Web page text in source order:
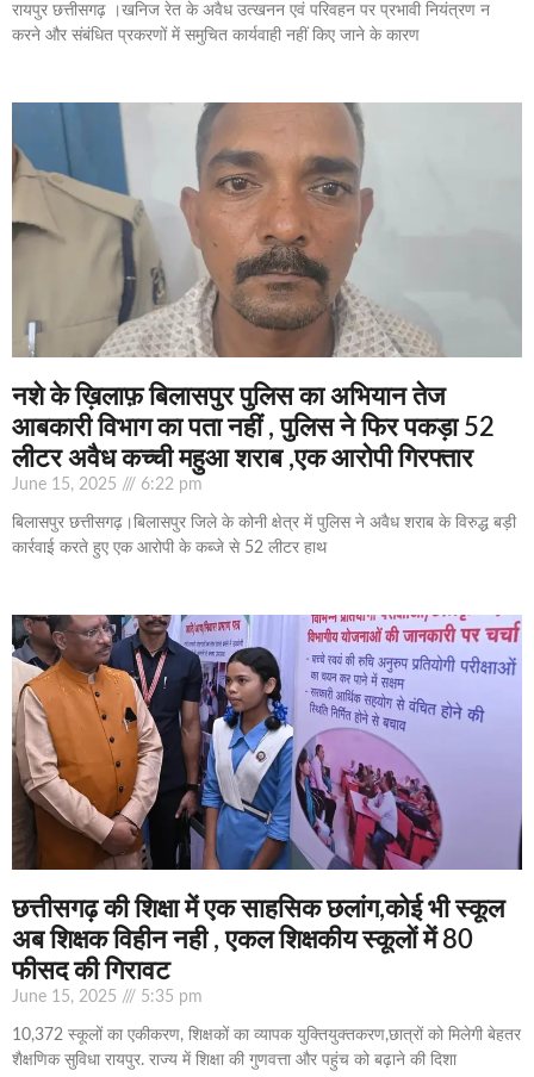
रायपुर छत्तीसगढ़ ।खनिज रेत के अवैध उत्खनन एवं परिवहन पर प्रभावी नियंत्रण न
करने और संबंधित प्रकरणों में समुचित कार्यवाही नहीं किए जाने के कारण
नशे के ख़िलाफ़ बिलासपुर पुलिस का अभियान तेज
आबकारी विभाग का पता नहीं , पुलिस ने फिर पकड़ा 52
लीटर अवैध कच्ची महुआ शराब ,एक आरोपी गिरफ्तार
June 15, 2025 6:22 pm
बिलासपुर छत्तीसगढ़।बिलासपुर जिले के कोनी क्षेत्र में पुलिस ने अवैध शराब के विरुद्ध बड़ी
कार्रवाई करते हुए एक आरोपी के कब्जे से 52 लीटर हाथ
छत्तीसगढ़ की शिक्षा में एक साहसिक छलांग,कोई भी स्कूल
अब शिक्षक विहीन नही , एकल शिक्षकीय स्कूलों में 80
फीसद की गिरावट
June 15, 2025 5:35 pm
10,372 स्कूलों का एकीकरण, शिक्षकों का व्यापक युक्तियुक्तकरण,छात्रों को मिलेगी बेहतर
शैक्षणिक सुविधा रायपुर. राज्य में शिक्षा की गुणवत्ता और पहुंच को बढ़ाने की दिशा